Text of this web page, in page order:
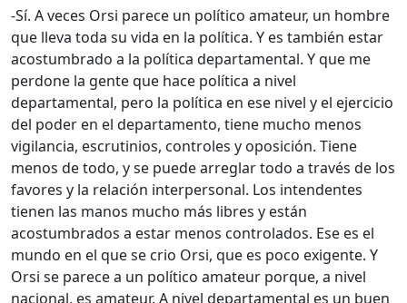
-Sí. A veces Orsi parece un político amateur, un hombre
que lleva toda su vida en la política. Y es también estar
acostumbrado a la política departamental. Y que me
perdone la gente que hace política a nivel
departamental, pero la política en ese nivel y el ejercicio
del poder en el departamento, tiene mucho menos
vigilancia, escrutinios, controles y oposición. Tiene
menos de todo, y se puede arreglar todo a través de los
favores y la relación interpersonal. Los intendentes
tienen las manos mucho más libres y están
acostumbrados a estar menos controlados. Ese es el
mundo en el que se crio Orsi, que es poco exigente. Y
Orsi se parece a un político amateur porque, a nivel
nacional, es amateur. A nivel departamental es un buen